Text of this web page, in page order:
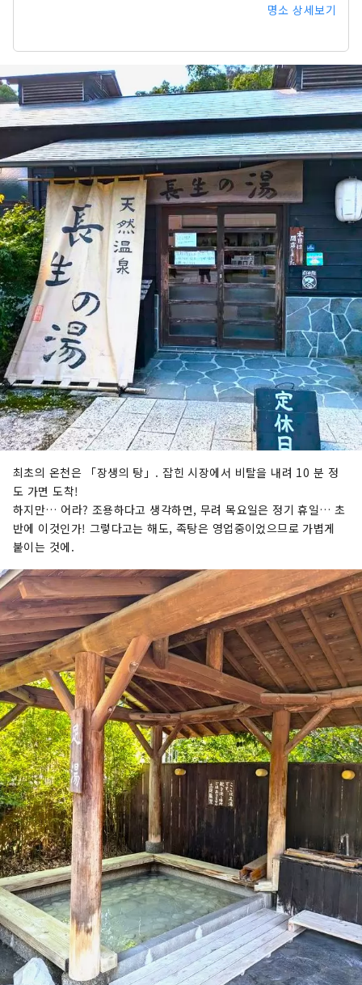
명소 상세보기
최초의 온천은 「장생의 탕」. 잡힌 시장에서 비탈을 내려 10 분 정
도 가면 도착!
하지만… 어라? 조용하다고 생각하면, 무려 목요일은 정기 휴일… 초
반에 이것인가! 그렇다고는 해도, 족탕은 영업중이었으므로 가볍게
붙이는 것에.